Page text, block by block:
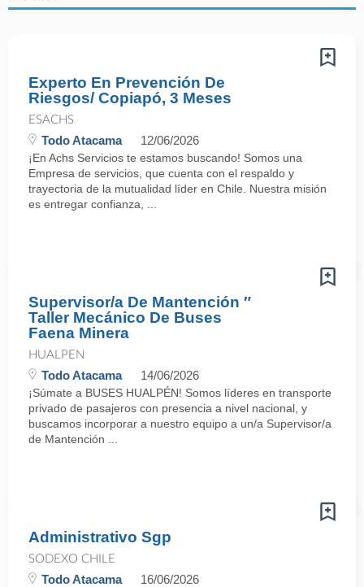
Experto En Prevención De
Riesgos/ Copiapó, 3 Meses
ESACHS
Todo Atacama 12/06/2026
¡En Achs Servicios te estamos buscando! Somos una
Empresa de servicios, que cuenta con el respaldo y
trayectoria de la mutualidad líder en Chile. Nuestra misión
es entregar confianza, ...
Supervisor/a De Mantención ″
Taller Mecánico De Buses
Faena Minera
HUALPEN
Todo Atacama 14/06/2026
¡Súmate a BUSES HUALPÉN! Somos líderes en transporte
privado de pasajeros con presencia a nivel nacional, y
buscamos incorporar a nuestro equipo a un/a Supervisor/a
de Mantención ...
Administrativo Sgp
SODEXO CHILE
Todo Atacama 16/06/2026